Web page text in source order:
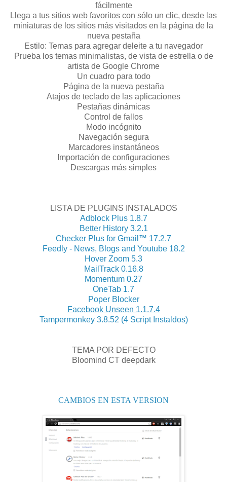
fácilmente
Llega a tus sitios web favoritos con sólo un clic, desde las
miniaturas de los sitios más visitados en la página de la
nueva pestaña
Estilo: Temas para agregar deleite a tu navegador
Prueba los temas minimalistas, de vista de estrella o de
artista de Google Chrome
Un cuadro para todo
Página de la nueva pestaña
Atajos de teclado de las aplicaciones
Pestañas dinámicas
Control de fallos
Modo incógnito
Navegación segura
Marcadores instantáneos
Importación de configuraciones
Descargas más simples
LISTA DE PLUGINS INSTALADOS
Adblock Plus 1.8.7
Better History 3.2.1
Checker Plus for Gmail™ 17.2.7
Feedly - News, Blogs and Youtube 18.2
Hover Zoom 5.3
MailTrack 0.16.8
Momentum 0.27
OneTab 1.7
Poper Blocker
Facebook Unseen 1.1.7.4
Tampermonkey 3.8.52 (4 Script Instaldos)
TEMA POR DEFECTO
Bloomind CT deepdark
CAMBIOS EN ESTA VERSION